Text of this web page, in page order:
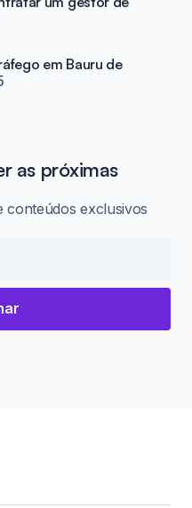
em Bauru de
as próximas
conteúdos exclusivos